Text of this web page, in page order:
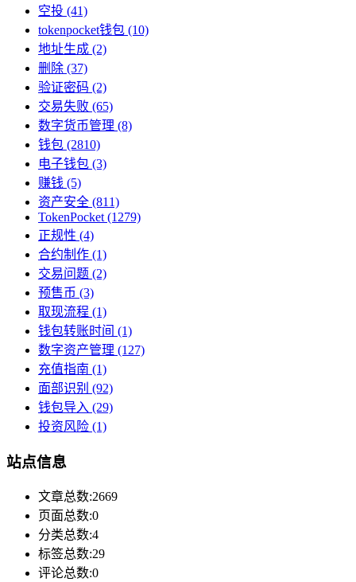
空投 (41)
tokenpocket钱包 (10)
地址生成 (2)
删除 (37)
验证密码 (2)
交易失败 (65)
数字货币管理 (8)
钱包 (2810)
电子钱包 (3)
赚钱 (5)
资产安全 (811)
TokenPocket (1279)
正规性 (4)
合约制作 (1)
交易问题 (2)
预售币 (3)
取现流程 (1)
钱包转账时间 (1)
数字资产管理 (127)
充值指南 (1)
面部识别 (92)
钱包导入 (29)
投资风险 (1)
站点信息
文章总数:2669
页面总数:0
分类总数:4
标签总数:29
评论总数:0